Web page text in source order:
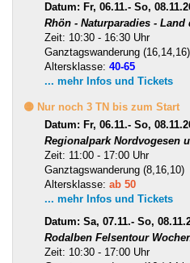
Datum: Fr, 06.11.- So,
Rhön - Naturparadies - Land
Zeit: 10:30 - 16:30 Uhr
Ganztagswanderung (16,14,16)
Altersklasse: 40-65
... mehr Infos und Tickets
🟡 Nur noch 3 TN bis zum Start
Datum: Fr, 06.11.- So,
Regionalpark Nordvogesen
Zeit: 11:00 - 17:00 Uhr
Ganztagswanderung (8,16,10)
Altersklasse: ab 50
... mehr Infos und Tickets
Datum: Sa, 07.11.- So,
Rodalben Felsentour
Zeit: 10:30 - 17:00 Uhr